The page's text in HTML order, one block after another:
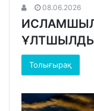
08.06.2026
Толығырақ